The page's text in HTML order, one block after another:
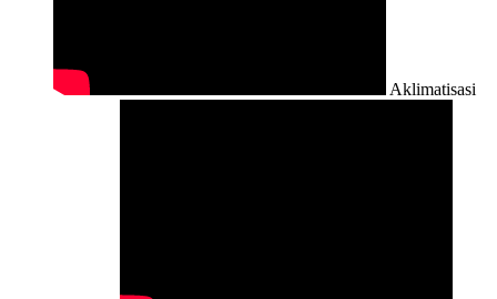
Aklimatisasi